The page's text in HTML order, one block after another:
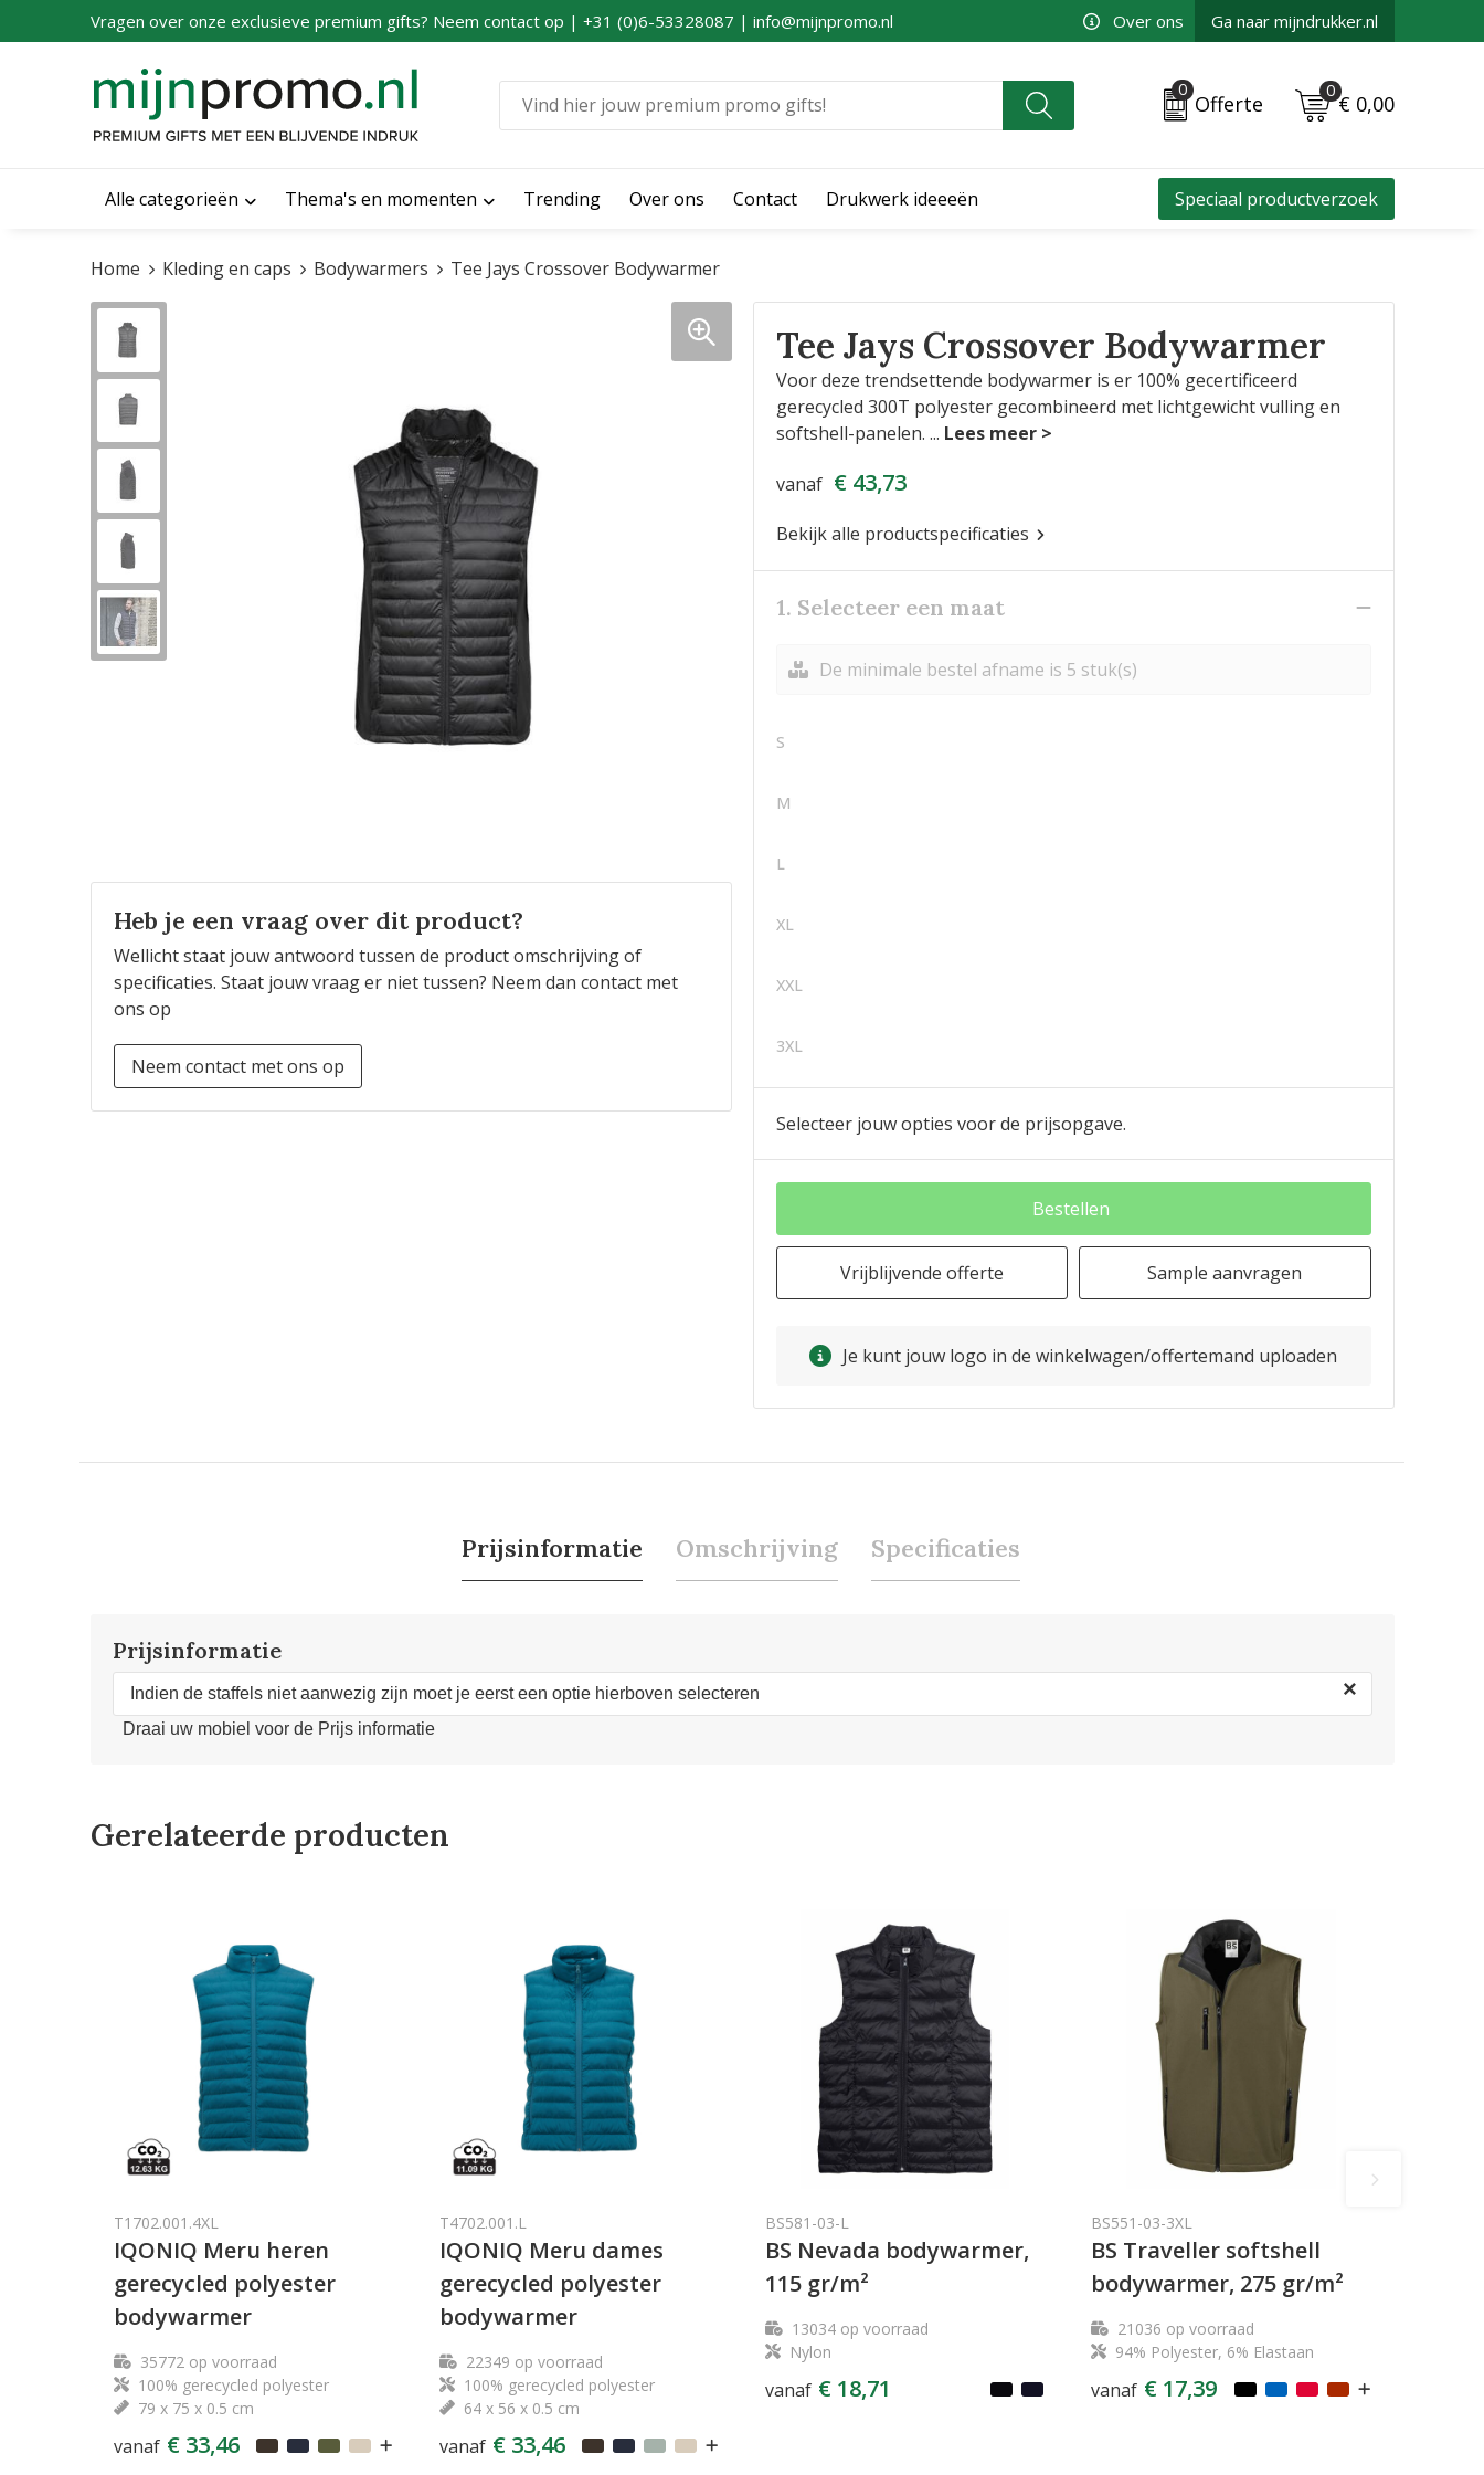
Vragen over onze exclusieve premium gifts? Neem contact op | +31 (0)6-53328087 | info@mijnpromo.nl Over ons Ga naar mijndrukker.nl
0
Offerte
0
€ 0,00
Alle categorieën Thema's en momenten Trending Over ons Contact Drukwerk ideeeën Speciaal productverzoek
Home Kleding en caps Bodywarmers Tee Jays Crossover Bodywarmer
Heb je een vraag over dit product?
Wellicht staat jouw antwoord tussen de product omschrijving of
specificaties. Staat jouw vraag er niet tussen? Neem dan contact met
ons op
Neem contact met ons op
Tee Jays Crossover Bodywarmer
Voor deze trendsettende bodywarmer is er 100% gecertificeerd
gerecycled 300T polyester gecombineerd met lichtgewicht vulling en
softshell-panelen. ...
vanaf € 43,73
Bekijk alle productspecificaties
1. Selecteer een maat
De minimale bestel afname is 5 stuk(s)
S
M
L
XL
XXL
3XL
Selecteer jouw opties voor de prijsopgave.
Bestellen
Vrijblijvende offerte Sample aanvragen
Je kunt jouw logo in de winkelwagen/offertemand uploaden
Prijsinformatie Omschrijving Specificaties
Prijsinformatie
Indien de staffels niet aanwezig zijn moet je eerst een optie hierboven selecteren ×
Draai uw mobiel voor de Prijs informatie
Gerelateerde producten
T1702.001.4XL
IQONIQ Meru heren
gerecycled polyester
bodywarmer
35772op voorraad
100% gerecycled polyester
79 x 75 x 0.5 cm
vanaf € 33,46
T4702.001.L
IQONIQ Meru dames
gerecycled polyester
bodywarmer
22349 op voorraad
100% gerecycled polyester
64 x 56 x 0.5 cm
vanaf € 33,46
BS581-03-L
BS Nevada bodywarmer,
115 gr/m²
13034 op voorraad
Nylon
vanaf € 18,71
BS551-03-3XL
BS Traveller softshell
bodywarmer, 275 gr/m²
21036 op voorraad
94% Polyester, 6% Elastaan
vanaf € 17,39